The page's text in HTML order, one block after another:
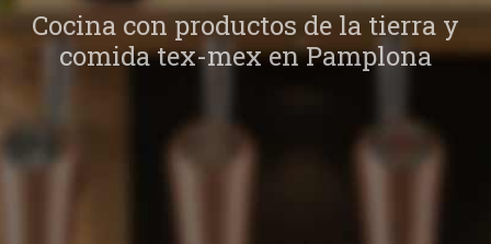
Cocina con productos de la tierra y
comida tex-mex en Pamplona